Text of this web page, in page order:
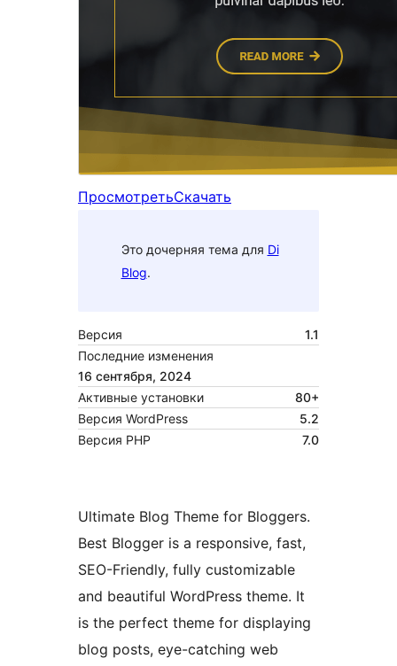
ПросмотретьСкачать
Это дочерняя тема для Di
Blog.
Версия
1.1
Последние изменения
16 сентября, 2024
Активные установки
80+
Версия WordPress
5.2
Версия PHP
7.0
Ultimate Blog Theme for Bloggers.
Best Blogger is a responsive, fast,
SEO-Friendly, fully customizable
and beautiful WordPress theme. It
is the perfect theme for displaying
blog posts, eye-catching web